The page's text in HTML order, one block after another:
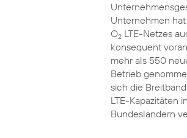
Unternehmen
O2LTE-Netzes
konsequent
mehr als 550
Betrieb
sich die
LTE-Kapazitäten
Bundesländern